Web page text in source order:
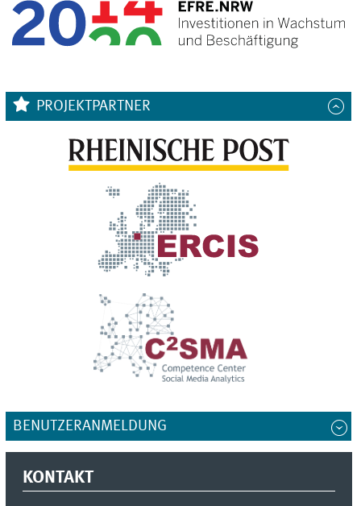
PROJEKTPARTNER
BENUTZERANMELDUNG
KONTAKT